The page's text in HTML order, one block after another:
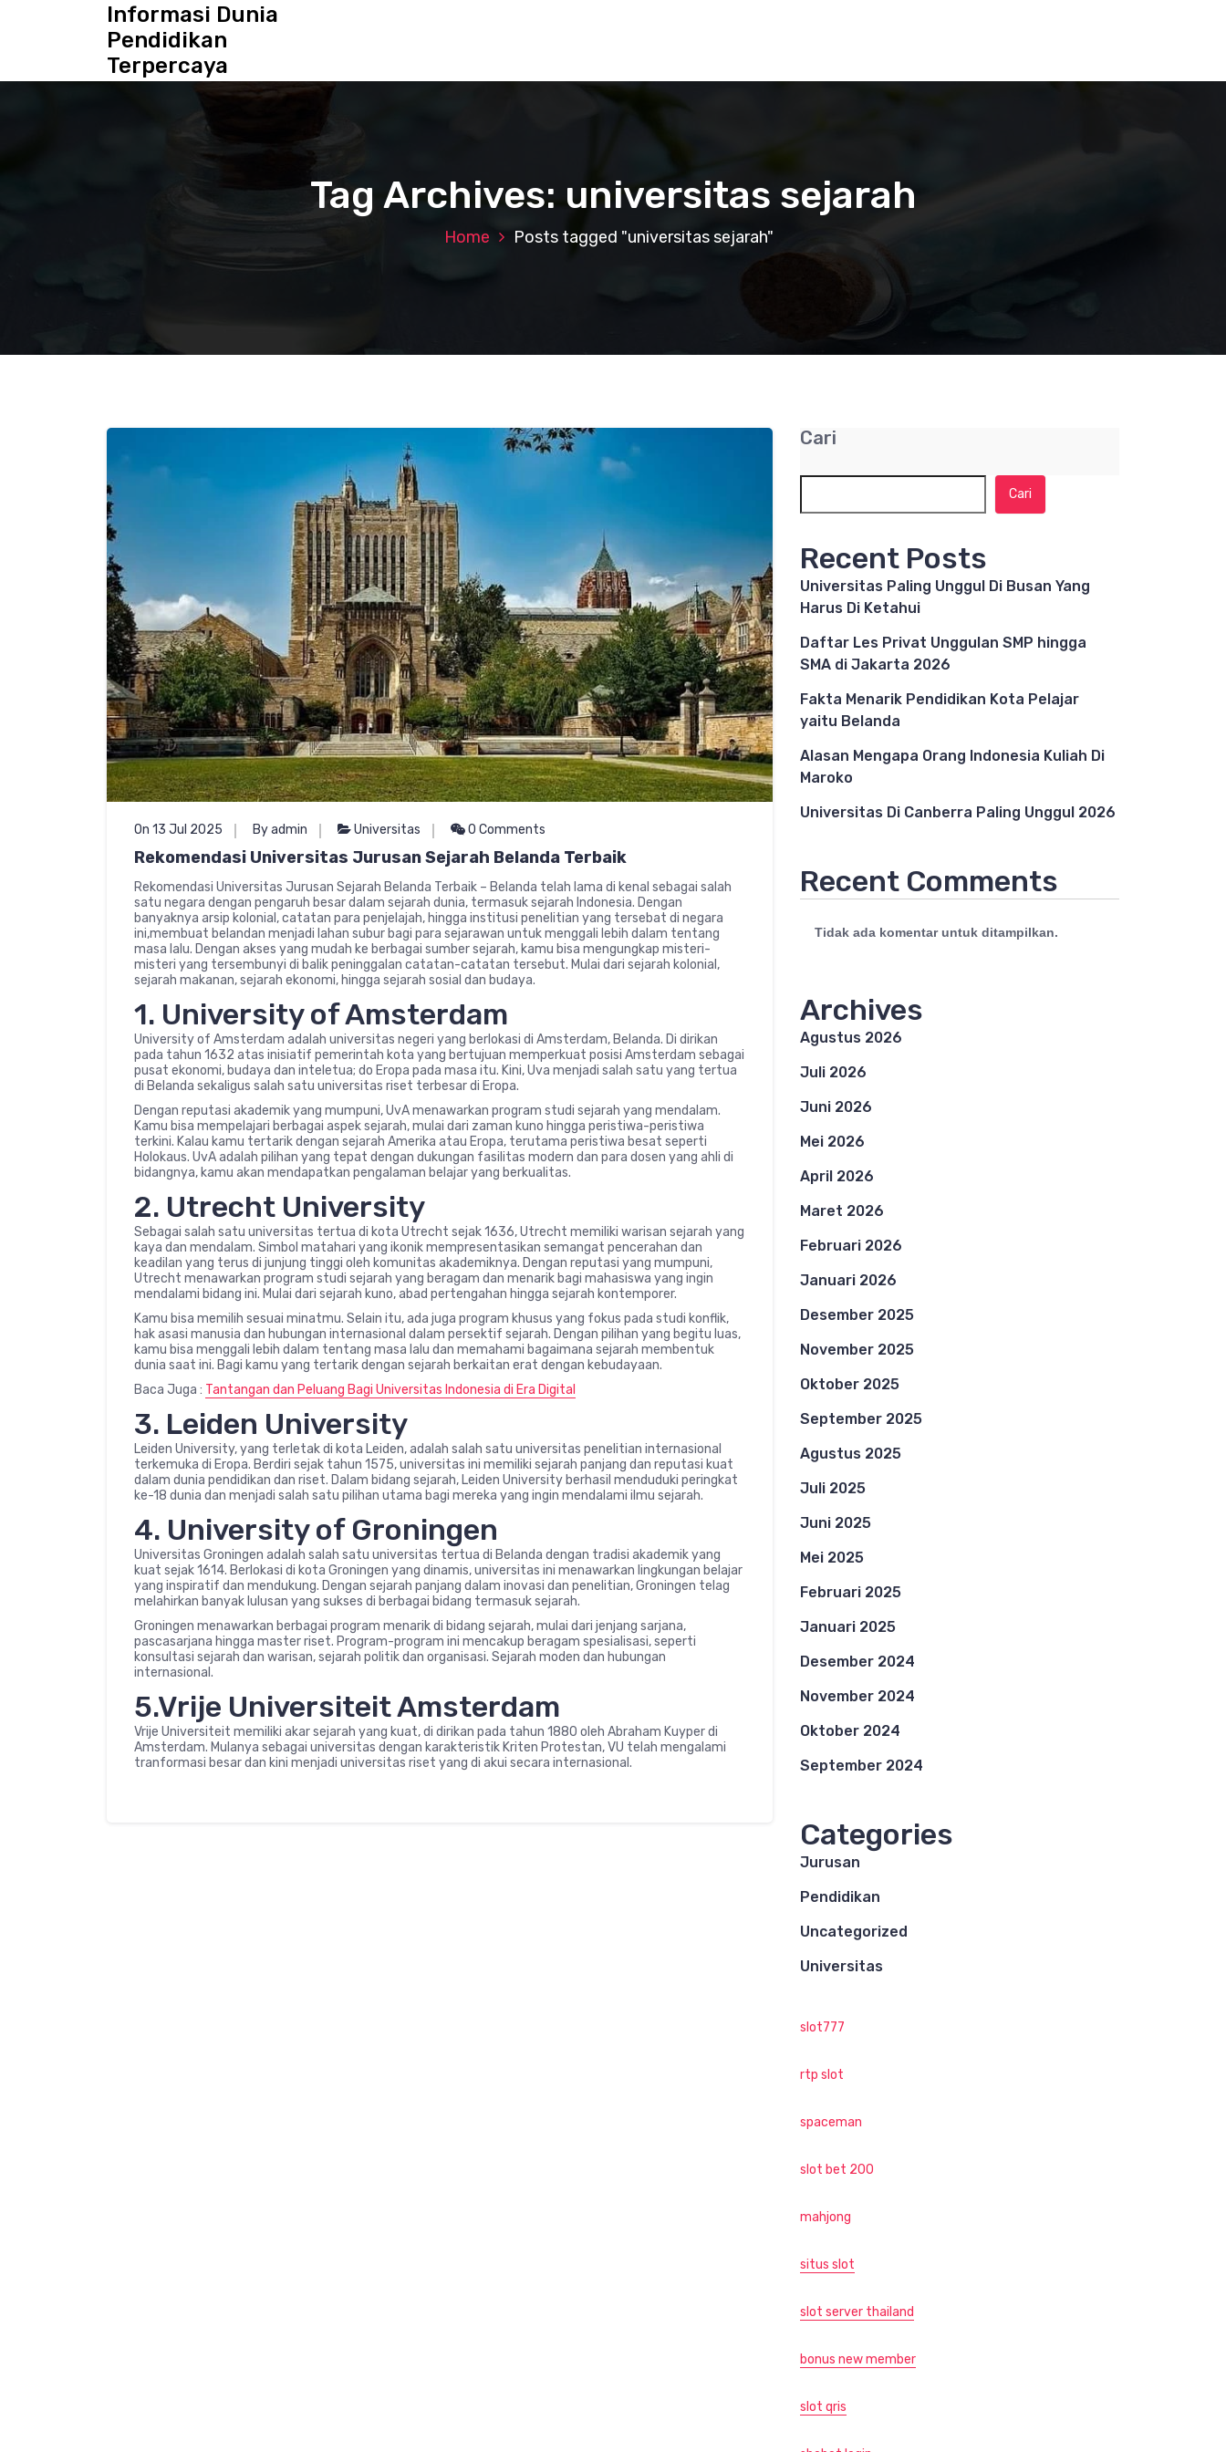
Informasi Dunia
Pendidikan
Terpercaya
Tag Archives: universitas sejarah
Home Posts tagged "universitas sejarah"
On 13 Jul 2025 By admin Universitas 0 Comments
Rekomendasi Universitas Jurusan Sejarah Belanda Terbaik
Rekomendasi Universitas Jurusan Sejarah Belanda Terbaik – Belanda telah lama di kenal sebagai salah
satu negara dengan pengaruh besar dalam sejarah dunia, termasuk sejarah Indonesia. Dengan
banyaknya arsip kolonial, catatan para penjelajah, hingga institusi penelitian yang tersebat di negara
ini,membuat belandan menjadi lahan subur bagi para sejarawan untuk menggali lebih dalam tentang
masa lalu. Dengan akses yang mudah ke berbagai sumber sejarah, kamu bisa mengungkap misteri-
misteri yang tersembunyi di balik peninggalan catatan-catatan tersebut. Mulai dari sejarah kolonial,
sejarah makanan, sejarah ekonomi, hingga sejarah sosial dan budaya.
1. University of Amsterdam
University of Amsterdam adalah universitas negeri yang berlokasi di Amsterdam, Belanda. Di dirikan
pada tahun 1632 atas inisiatif pemerintah kota yang bertujuan memperkuat posisi Amsterdam sebagai
pusat ekonomi, budaya dan inteletua; do Eropa pada masa itu. Kini, Uva menjadi salah satu yang tertua
di Belanda sekaligus salah satu universitas riset terbesar di Eropa.
Dengan reputasi akademik yang mumpuni, UvA menawarkan program studi sejarah yang mendalam.
Kamu bisa mempelajari berbagai aspek sejarah, mulai dari zaman kuno hingga peristiwa-peristiwa
terkini. Kalau kamu tertarik dengan sejarah Amerika atau Eropa, terutama peristiwa besat seperti
Holokaus. UvA adalah pilihan yang tepat dengan dukungan fasilitas modern dan para dosen yang ahli di
bidangnya, kamu akan mendapatkan pengalaman belajar yang berkualitas.
2. Utrecht University
Sebagai salah satu universitas tertua di kota Utrecht sejak 1636, Utrecht memiliki warisan sejarah yang
kaya dan mendalam. Simbol matahari yang ikonik mempresentasikan semangat pencerahan dan
keadilan yang terus di junjung tinggi oleh komunitas akademiknya. Dengan reputasi yang mumpuni,
Utrecht menawarkan program studi sejarah yang beragam dan menarik bagi mahasiswa yang ingin
mendalami bidang ini. Mulai dari sejarah kuno, abad pertengahan hingga sejarah kontemporer.
Kamu bisa memilih sesuai minatmu. Selain itu, ada juga program khusus yang fokus pada studi konflik,
hak asasi manusia dan hubungan internasional dalam persektif sejarah. Dengan pilihan yang begitu luas,
kamu bisa menggali lebih dalam tentang masa lalu dan memahami bagaimana sejarah membentuk
dunia saat ini. Bagi kamu yang tertarik dengan sejarah berkaitan erat dengan kebudayaan.
Baca Juga : Tantangan dan Peluang Bagi Universitas Indonesia di Era Digital
3. Leiden University
Leiden University, yang terletak di kota Leiden, adalah salah satu universitas penelitian internasional
terkemuka di Eropa. Berdiri sejak tahun 1575, universitas ini memiliki sejarah panjang dan reputasi kuat
dalam dunia pendidikan dan riset. Dalam bidang sejarah, Leiden University berhasil menduduki peringkat
ke-18 dunia dan menjadi salah satu pilihan utama bagi mereka yang ingin mendalami ilmu sejarah.
4. University of Groningen
Universitas Groningen adalah salah satu universitas tertua di Belanda dengan tradisi akademik yang
kuat sejak 1614. Berlokasi di kota Groningen yang dinamis, universitas ini menawarkan lingkungan belajar
yang inspiratif dan mendukung. Dengan sejarah panjang dalam inovasi dan penelitian, Groningen telag
melahirkan banyak lulusan yang sukses di berbagai bidang termasuk sejarah.
Groningen menawarkan berbagai program menarik di bidang sejarah, mulai dari jenjang sarjana,
pascasarjana hingga master riset. Program-program ini mencakup beragam spesialisasi, seperti
konsultasi sejarah dan warisan, sejarah politik dan organisasi. Sejarah moden dan hubungan
internasional.
5.Vrije Universiteit Amsterdam
Vrije Universiteit memiliki akar sejarah yang kuat, di dirikan pada tahun 1880 oleh Abraham Kuyper di
Amsterdam. Mulanya sebagai universitas dengan karakteristik Kriten Protestan, VU telah mengalami
tranformasi besar dan kini menjadi universitas riset yang di akui secara internasional.
Cari
Cari
Recent Posts
Universitas Paling Unggul Di Busan Yang
Harus Di Ketahui
Daftar Les Privat Unggulan SMP hingga
SMA di Jakarta 2026
Fakta Menarik Pendidikan Kota Pelajar
yaitu Belanda
Alasan Mengapa Orang Indonesia Kuliah Di
Maroko
Universitas Di Canberra Paling Unggul 2026
Recent Comments
Tidak ada komentar untuk ditampilkan.
Archives
Agustus 2026
Juli 2026
Juni 2026
Mei 2026
April 2026
Maret 2026
Februari 2026
Januari 2026
Desember 2025
November 2025
Oktober 2025
September 2025
Agustus 2025
Juli 2025
Juni 2025
Mei 2025
Februari 2025
Januari 2025
Desember 2024
November 2024
Oktober 2024
September 2024
Categories
Jurusan
Pendidikan
Uncategorized
Universitas
slot777
rtp slot
spaceman
slot bet 200
mahjong
situs slot
slot server thailand
bonus new member
slot qris